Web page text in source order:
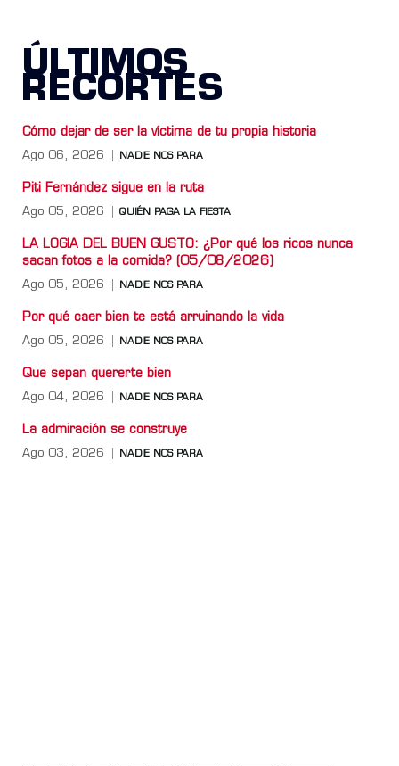
ÚLTIMOS
RECORTES
Cómo dejar de ser la víctima de tu propia historia
Ago 06, 2026 NADIE NOS PARA
Piti Fernández sigue en la ruta
Ago 05, 2026 QUIÉN PAGA LA FIESTA
LA LOGIA DEL BUEN GUSTO: ¿Por qué los ricos nunca
sacan fotos a la comida? (05/08/2026)
Ago 05, 2026 NADIE NOS PARA
Por qué caer bien te está arruinando la vida
Ago 05, 2026 NADIE NOS PARA
Que sepan quererte bien
Ago 04, 2026 NADIE NOS PARA
La admiración se construye
Ago 03, 2026 NADIE NOS PARA